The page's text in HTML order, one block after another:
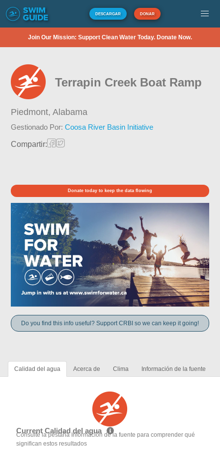
DESCARGAR DONAR
Join Our Mission: Support Clean Water Today. Donate Now.
Terrapin Creek Boat Ramp
Piedmont,Alabama
Gestionado Por:Coosa River Basin Initiative
Compartir:
Donate today to keep the data flowing
Do you find this info useful? Support CRBI so we can keep it going!
Calidad del agua Acerca de Clima Información de la fuente
Current Calidad del agua
Consulte la pestaña Información de la fuente para comprender qué
significan estos resultados